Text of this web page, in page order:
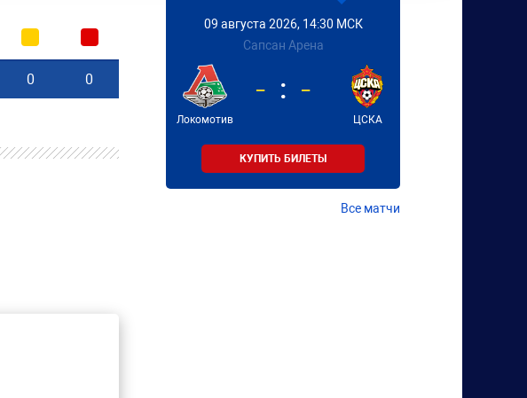
0 0
09 августа 2026, 14:30 МСК
Сапсан Арена
Локомотив
- -
ЦСКА
КУПИТЬ БИЛЕТЫ
Все матчи